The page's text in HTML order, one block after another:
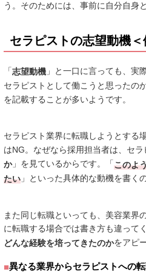
う。そのためには、事前に自分自身
セラピストの志望動機＜
「志望動機 」と一口に言っても、実
セラピストとして働こうと思ったの
を記載することが多いようです。
セラピスト業界に転職しようとする
はNG。なぜなら採用担当者は、セ
か」を見ているからです。「このよ
たい 」といった具体的な動機を書く
また同じ転職といっても、美容業界
に転職する場合では書き方も違って
どんな経験を培ってきたのかをアピ
異なる業界からセラピストへの転